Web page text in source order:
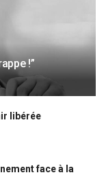
!”
libérée
face à la